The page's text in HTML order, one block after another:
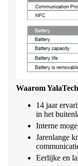
Waarom YalaTech
14 jaar
in het
Interne
Jarenlange
Eerlijke en